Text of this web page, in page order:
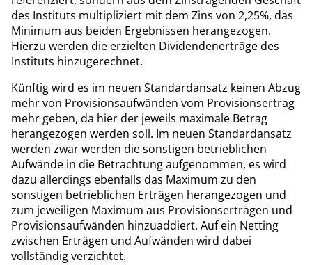
des Instituts multipliziert mit dem Zins von 2,25%, das
Minimum aus beiden Ergebnissen herangezogen.
Hierzu werden die erzielten Dividendenerträge des
Instituts hinzugerechnet.
Künftig wird es im neuen Standardansatz keinen Abzug
mehr von Provisionsaufwänden vom Provisionsertrag
mehr geben, da hier der jeweils maximale Betrag
herangezogen werden soll. Im neuen Standardansatz
werden zwar werden die sonstigen betrieblichen
Aufwände in die Betrachtung aufgenommen, es wird
dazu allerdings ebenfalls das Maximum zu den
sonstigen betrieblichen Erträgen herangezogen und
zum jeweiligen Maximum aus Provisionserträgen und
Provisionsaufwänden hinzuaddiert. Auf ein Netting
zwischen Erträgen und Aufwänden wird dabei
vollständig verzichtet.